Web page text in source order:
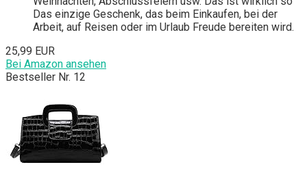
Das einzige Geschenk, das beim Einkaufen, bei der
Arbeit, auf Reisen oder im Urlaub Freude bereiten wird.
25,99 EUR
Bei Amazon ansehen
Bestseller Nr. 12